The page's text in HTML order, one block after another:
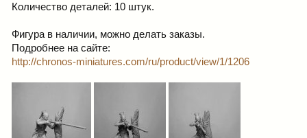
Количество деталей: 10 штук.
Фигура в наличии, можно делать заказы.
Подробнее на сайте:
http://chronos-miniatures.com/ru/product/view/1/1206